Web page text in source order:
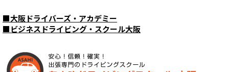
■大阪ドライバーズ・アカデミー
■ビジネスドライビング・スクール大阪